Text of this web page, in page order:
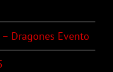
Dragones Evento